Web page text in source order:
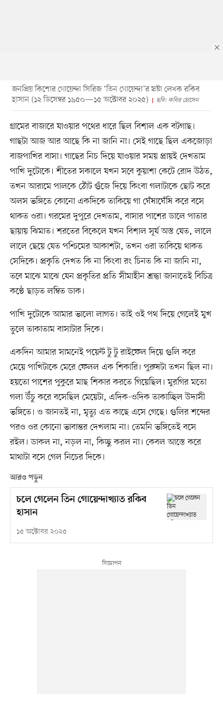
জনপ্রিয় কিশোর গোয়েন্দা সিরিজ ‘তিন গোয়েন্দা’র স্রষ্টা লেখক রকিব
হাসান (১২ ডিসেম্বর ১৯৫০—১৫ অক্টোবর ২০২৫)
ছবি: কবির হোসেন
গ্রামের বাজারে যাওয়ার পথের ধারে ছিল বিশাল এক বটগাছ।
গাছটা আজ আর আছে কি না জানি না। সেই গাছে ছিল একজোড়া
বাজপাখির বাসা। গাছের নিচ দিয়ে যাওয়ার সময় প্রায়ই দেখতাম
পাখি দুটোকে। শীতের সকালে যখন সবে কুয়াশা কেটে রোদ উঠত,
তখন আরামে পালকে ঠোঁট গুঁজে দিয়ে কিংবা গলাটাকে ছোট করে
অলস ভঙ্গিতে কোনো একদিকে তাকিয়ে গা ঘেঁষাঘেঁষি করে বসে
থাকত ওরা। গরমের দুপুরে দেখতাম, বাসার পাশের ডালে পাতার
ছায়ায় ঝিমাত। শরতের বিকেলে যখন বিশাল সূর্য অস্ত যেত, লালে
লালে ছেয়ে যেত পশ্চিমের আকাশটা, তখন ওরা তাকিয়ে থাকত
সেদিকে। প্রকৃতি দেখত কি না কিংবা রং চিনত কি না জানি না,
তবে মাঝে মাঝে যেন প্রকৃতির প্রতি সীমাহীন শ্রদ্ধা জানাতেই বিচিত্র
কণ্ঠে ছাড়ত লম্বিত ডাক।
পাখি দুটোকে আমার ভালো লাগত। তাই ওই পথ দিয়ে গেলেই মুখ
তুলে তাকাতাম বাসাটার দিকে।
একদিন আমার সামনেই পয়েন্ট টু টু রাইফেল দিয়ে গুলি করে
মেয়ে পাখিটাকে মেরে ফেলল এক শিকারি। পুরুষটা তখন ছিল না।
হয়তো পাশের পুকুরে মাছ শিকার করতে গিয়েছিল। মুরগির মতো
গলা উঁচু করে বসেছিল মেয়েটা, এদিক-ওদিক তাকাচ্ছিল উদাসী
ভঙ্গিতে। ও জানতই না, মৃত্যু এত কাছে এসে গেছে। গুলির শব্দের
পরও ওর কোনো ভাবান্তর দেখলাম না। তেমনি ভঙ্গিতেই বসে
রইল। ডাকল না, নড়ল না, কিচ্ছু করল না। কেবল আস্তে করে
মাথাটা বসে গেল নিচের দিকে।
আরও পড়ুন
চলে গেলেন তিন গোয়েন্দাখ্যাত রকিব
হাসান
১৫ অক্টোবর ২০২৫